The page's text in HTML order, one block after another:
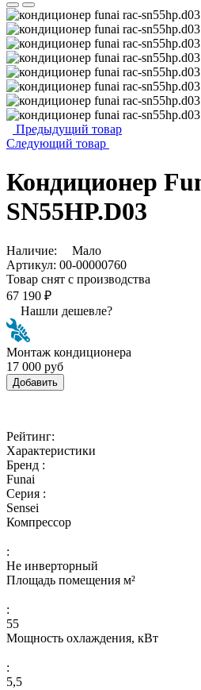
Предыдущий товар
Следующий товар
Кондиционер
SN55HP.D03
Наличие:
Мало
Артикул: 00-00000760
Товар снят с производства
67 190 ₽
Нашли дешевле?
Монтаж кондиционера
17 000 руб
Добавить
Рейтинг:
Характеристики
Бренд :
Funai
Серия :
Sensei
Компрессор
:
Не инверторный
Площадь помещения м²
:
55
Мощность охлаждения, кВт
:
5,5